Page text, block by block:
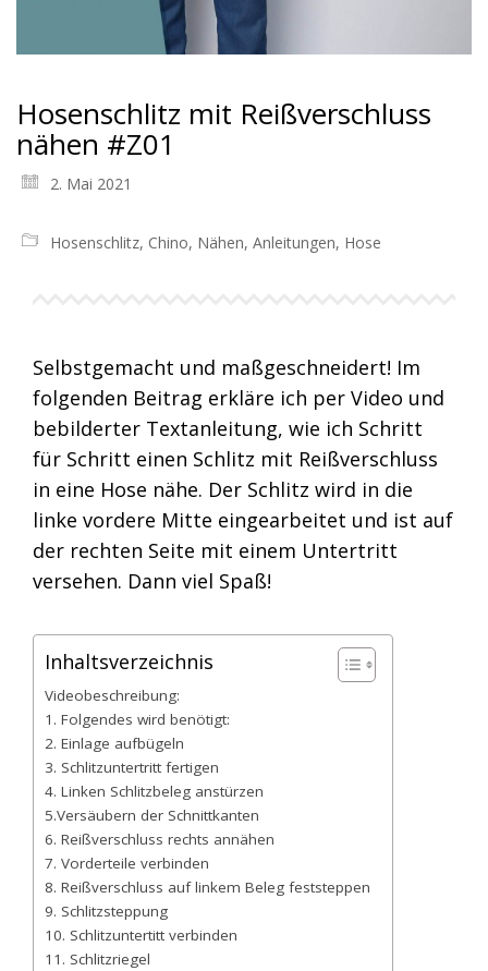
Hosenschlitz mit Reißverschluss
nähen #Z01
2. Mai 2021
Hosenschlitz, Chino, Nähen, Anleitungen, Hose
Selbstgemacht und maßgeschneidert! Im
folgenden Beitrag erkläre ich per Video und
bebilderter Textanleitung, wie ich Schritt
für Schritt einen Schlitz mit Reißverschluss
in eine Hose nähe. Der Schlitz wird in die
linke vordere Mitte eingearbeitet und ist auf
der rechten Seite mit einem Untertritt
versehen. Dann viel Spaß!
Inhaltsverzeichnis
Videobeschreibung:
1. Folgendes wird benötigt:
2. Einlage aufbügeln
3. Schlitzuntertritt fertigen
4. Linken Schlitzbeleg anstürzen
5.Versäubern der Schnittkanten
6. Reißverschluss rechts annähen
7. Vorderteile verbinden
8. Reißverschluss auf linkem Beleg feststeppen
9. Schlitzsteppung
10. Schlitzuntertitt verbinden
11. Schlitzriegel